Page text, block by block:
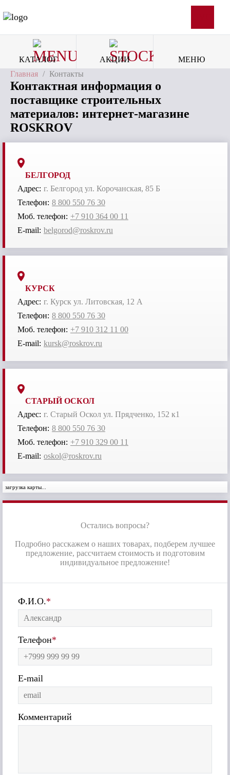
КАТАЛОГ АКЦИИ
МЕНЮ
Главная / Контакты
Контактная информация о
поставщике строительных
материалов: интернет-магазине
ROSKROV
БЕЛГОРОД
Адрес: г. Белгород ул. Корочанская, 85 Б
Телефон: 8 800 550 76 30
Моб. телефон: +7 910 364 00 11
E-mail: belgorod@roskrov.ru
КУРСК
Адрес: г. Курск ул. Литовская, 12 А
Телефон: 8 800 550 76 30
Моб. телефон: +7 910 312 11 00
E-mail: kursk@roskrov.ru
СТАРЫЙ ОСКОЛ
Адрес: г. Старый Оскол ул. Прядченко, 152 к1
Телефон: 8 800 550 76 30
Моб. телефон: +7 910 329 00 11
E-mail: oskol@roskrov.ru
загрузка карты...
Остались вопросы?
Подробно расскажем о наших товарах, подберем лучшее
предложение, рассчитаем стоимость и подготовим
индивидуальное предложение!
Ф.И.О.*
Телефон*
E-mail
Комментарий